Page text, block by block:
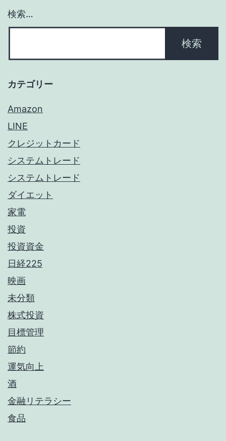
検索…
カテゴリー
Amazon
LINE
クレジットカード
システムトレード
システムトレード
ダイエット
家電
投資
投資資金
日経225
映画
未分類
株式投資
目標管理
節約
運気向上
酒
金融リテラシー
食品